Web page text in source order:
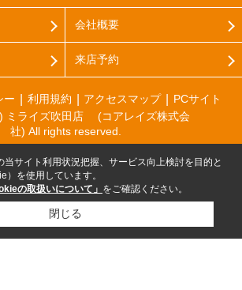
会社概要
来店予約
ー 利用規約 アクセスマップ
PCサイト
ミライズ吹田店 (コアレイズ株式会
社) All rights reserved.
当サイト利用状況把握、サービス向上検討を目的と
）を使用しています。
の取扱いについて」 をご確認ください。
閉じる